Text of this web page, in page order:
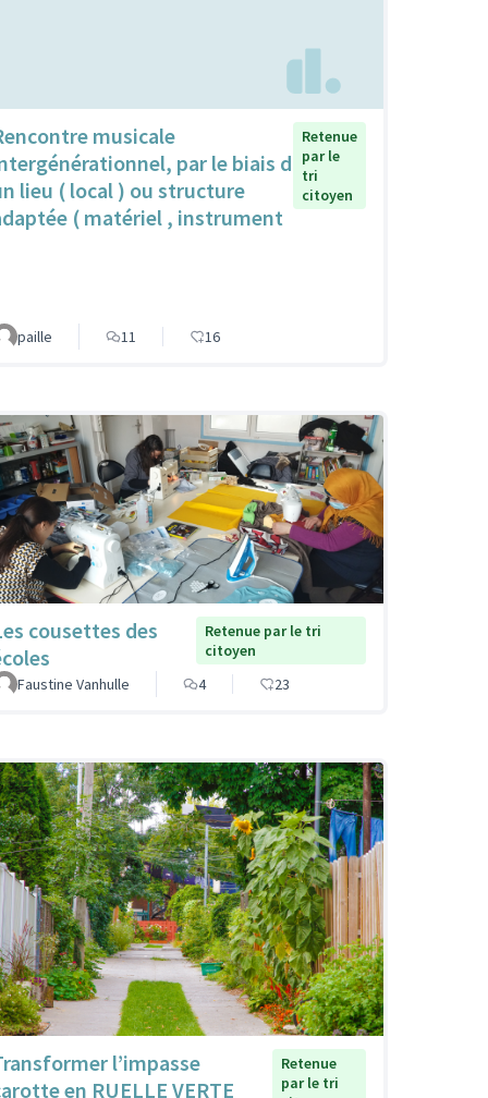
musicale
par le biais d
lieu ( local ) ou structure
( matériel , instrument
Retenue
par le
tri
citoyen
paille 11 16
cousettes des
Retenue par le tri
citoyen
Faustine Vanhulle
4 23
l’impasse
en RUELLE VERTE
Retenue
par le tri